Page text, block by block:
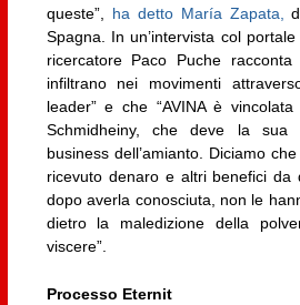
queste”, ha detto María Zapata,
Spagna. In un’intervista col
ricercatore Paco Puche
infiltrano nei movimenti
leader” e che “AVINA è
Schmidheiny, che deve la sua
business dell’amianto. Diciamo
ricevuto denaro e altri benefici da
dopo averla conosciuta, non le
dietro la maledizione della
viscere”.
Processo Eternit